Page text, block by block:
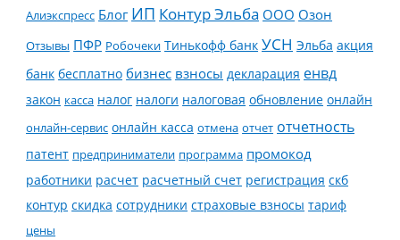
Алиэкспресс Блог ИП Контур Эльба ООО Озон
Отзывы ПФР Робочеки Тинькофф банк УСН Эльба акция
банк бесплатно бизнес взносы декларация енвд
закон касса налог налоги налоговая обновление онлайн
онлайн-сервис онлайн касса отмена отчет отчетность
патент предприниматели программа промокод
работники расчет расчетный счет регистрация скб
контур скидка сотрудники страховые взносы тариф
цены